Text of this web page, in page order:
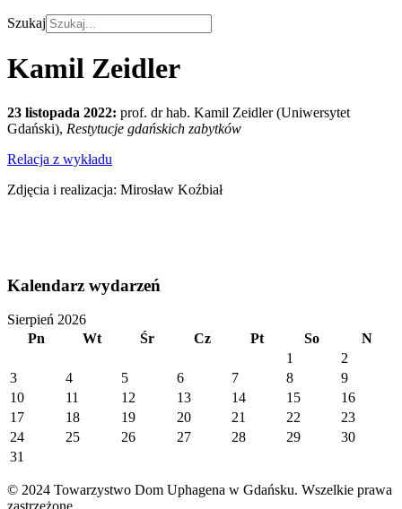
Szukaj
Kamil Zeidler
23 listopada 2022: prof. dr hab. Kamil Zeidler (Uniwersytet
Gdański), Restytucje gdańskich zabytków
Relacja z wykładu
Zdjęcia i realizacja: Mirosław Koźbiał
Kalendarz wydarzeń
Sierpień 2026
Pn
Wt Śr Cz Pt So
N
1
2
3
4 5 6 7 8
9
10
11 12 13 14 15
16
17
18 19 20 21 22
23
24
25 26 27 28 29
30
31
© 2024 Towarzystwo Dom Uphagena w Gdańsku. Wszelkie prawa